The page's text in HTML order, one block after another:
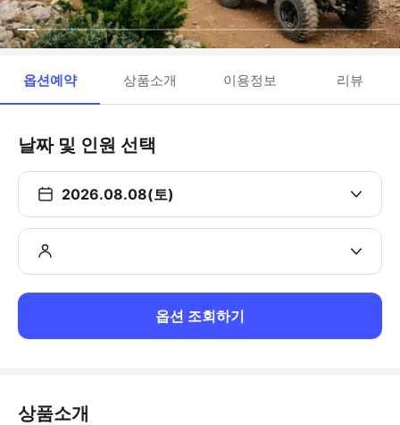
옵션예약 상품소개 이용정보 리뷰
날짜 및 인원 선택
2026.08.08(토)
옵션 조회하기
상품소개